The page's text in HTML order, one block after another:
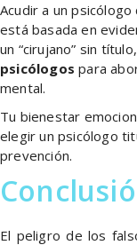
Acudir a un
está basada en
un “cirujano” sin
psicólogos para
mental.
Tu bienestar
elegir un psicólogo
prevención.
El peligro de los